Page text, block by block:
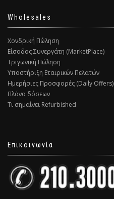
Wholesales
Χονδρική Πώληση
Είσοδος Συνεργάτη (MarketPlace)
Τριγωνική Πώληση
Υποστήριξη Εταιρικών Πελατών
Ημερήσιες Προσφορές (Daily Offers)
Πλάνο δόσεων
Τι σημαίνει Refurbished
Επικοινωνία